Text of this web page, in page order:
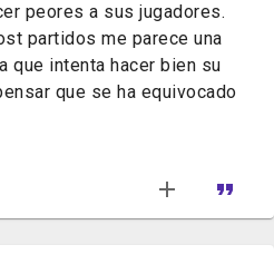
peores a sus jugadores.
partidos me parece una
que intenta hacer bien su
que se ha equivocado